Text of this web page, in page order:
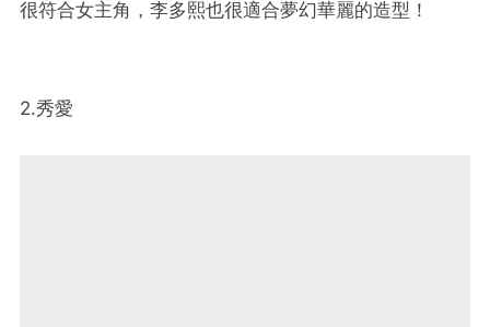
很符合女主角，李多熙也很適合夢幻華麗的造型！
2.秀愛